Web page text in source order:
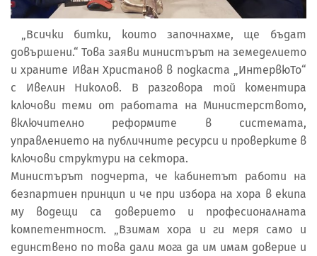
„Всички битки, които започнахме, ще бъдат
довършени.“ Това заяви министърът на земеделието
и храните Иван Христанов в подкаста „ИнтервюТо“
с Ивелин Николов. В разговора той коментира
ключови теми от работата на Министерството,
включително реформите в системата,
управлението на публичните ресурси и проверките в
ключови структури на сектора.
Министърът подчерта, че кабинетът работи на
безпартиен принцип и че при избора на хора в екипа
му водещи са доверието и професионалната
компетентност. „Взимам хора и ги меря само и
единствено по това дали мога да им имам доверие и